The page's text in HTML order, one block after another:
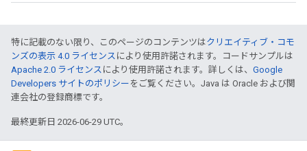
特に記載のない限り、このページのコンテンツはクリエイティブ・コモ
ンズの表示 4.0 ライセンス により使用許諾されます。コードサンプルは
Apache 2.0 ライセンス により使用許諾されます。詳しくは、 Google
Developers サイトのポリシー をご覧ください。Java は Oracle および関
連会社の登録商標です。
最終更新日 2026-06-29 UTC。